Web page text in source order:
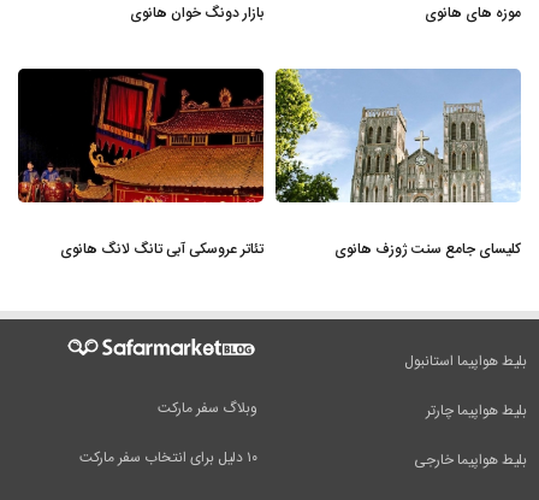
موزه های هانوی بازار دونگ خوان هانوی
کلیسای جامع سنت ژوزف هانوی تئاتر عروسکی آبی تانگ لانگ هانوی
وبلاگ سفر مارکت
۱۰ دلیل برای انتخاب سفر مارکت
بلیط هواپیما استانبول
بلیط هواپیما چارتر
بلیط هواپیما خارجی